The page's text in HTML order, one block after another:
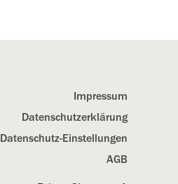
Impressum
Datenschutz­erklärung
Datenschutz-Einstellungen
AGB